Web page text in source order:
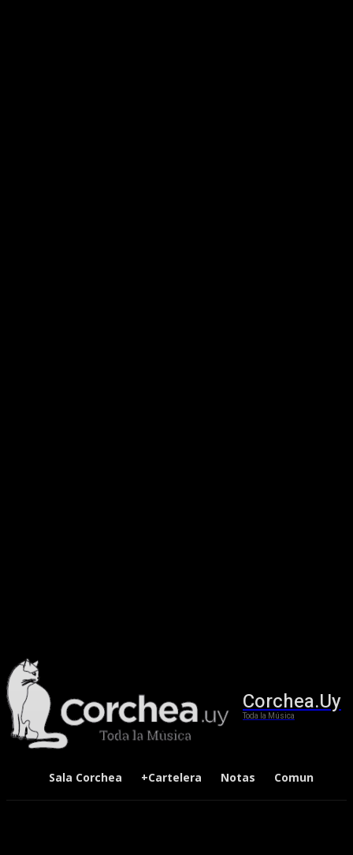
Corchea.Uy
Toda la Música
Sala Corchea +Cartelera Notas Comunidad